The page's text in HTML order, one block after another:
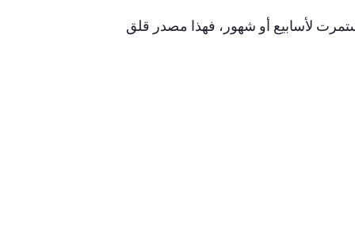
لأسابيع أو شهور، فهذا مصدر قلق